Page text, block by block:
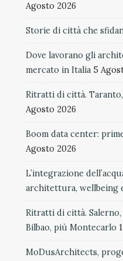
Agosto 2026
Storie di città che
Dove lavorano gli
mercato in Italia 5
Ritratti di città.
Agosto 2026
Boom data center:
Agosto 2026
L’integrazione
architettura, wellbeing
Ritratti di città.
Bilbao, più Montecarlo
MoDusArchitects,